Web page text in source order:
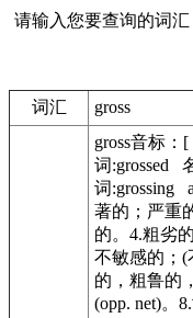
请输入您要查询的词汇
词汇 gross
gross音标
词:grossed
词:grossing
著的；严重
的。4.粗劣
不敏感的；(
的，粗鲁的
(opp. net)。